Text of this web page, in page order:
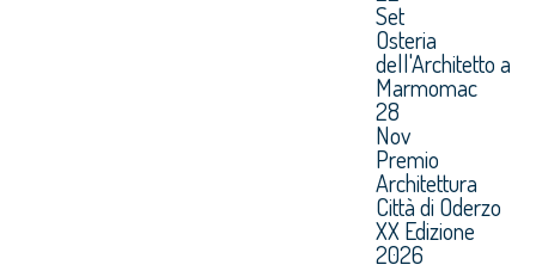
Set
Osteria
dell'Architetto a
Marmomac
28
Nov
Premio
Architettura
Città di Oderzo
XX Edizione
2026